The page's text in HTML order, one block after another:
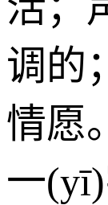
调的
情愿。
一